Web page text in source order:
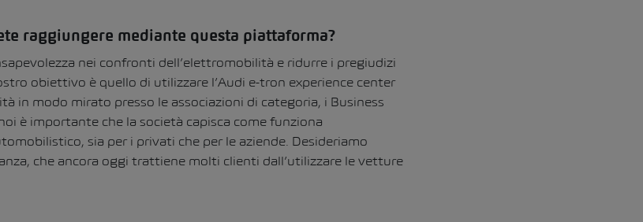
raggiungere mediante questa piattaforma?
nei confronti dell’elettromobilità e ridurre i pregiudizi
obiettivo è quello di utilizzare l’Audi e-tron experience center
in modo mirato presso le associazioni di categoria, i Business
è importante che la società capisca come funziona
sia per i privati che per le aziende. Desideriamo
che ancora oggi trattiene molti clienti dall’utilizzare le vetture